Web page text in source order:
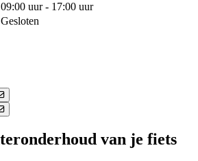
09:00 uur - 17:00 uur
Gesloten
van je fiets